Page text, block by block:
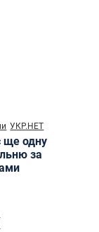
УКР.НЕТ
ще одну
за